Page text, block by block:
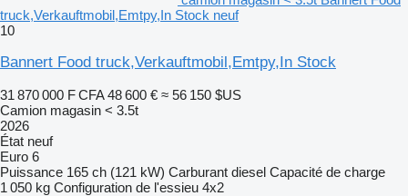
truck,Verkauftmobil,Emtpy,In Stock neuf
10
Bannert Food truck,Verkauftmobil,Emtpy,In Stock
31 870 000 F CFA 48 600 € ≈ 56 150 $US
Camion magasin < 3.5t
2026
État neuf
Euro 6
Puissance 165 ch (121 kW) Carburant diesel Capacité de charge
1 050 kg Configuration de l'essieu 4x2